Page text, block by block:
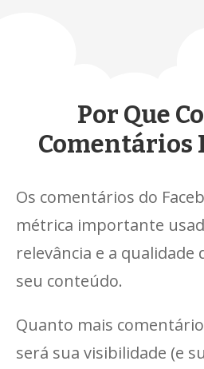
Por Que
Comentários
Os comentários do
métrica importante
relevância e a qualidade
seu conteúdo.
Quanto mais
será sua visibilidade (e